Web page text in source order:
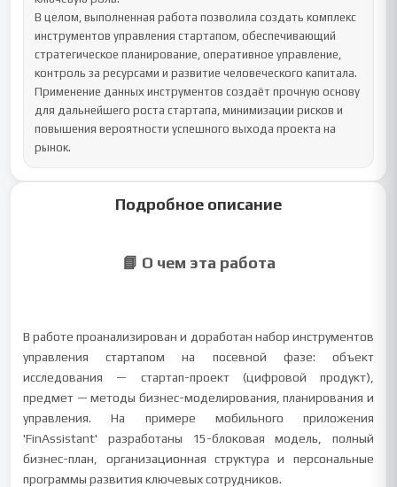
В целом, выполненная работа позволила создать комплекс
инструментов управления стартапом, обеспечивающий
стратегическое планирование, оперативное управление,
контроль за ресурсами и развитие человеческого капитала.
Применение данных инструментов создаёт прочную основу
для дальнейшего роста стартапа, минимизации рисков и
повышения вероятности успешного выхода проекта на
рынок.
Подробное описание
📘 О чем эта работа
В работе проанализирован и доработан набор инструментов
управления стартапом на посевной фазе: объект
исследования — стартап-проект (цифровой продукт),
предмет — методы бизнес-моделирования, планирования и
управления. На примере мобильного приложения
'FinAssistant' разработаны 15-блоковая модель, полный
бизнес-план, организационная структура и персональные
программы развития ключевых сотрудников.